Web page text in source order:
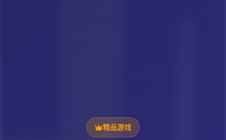
精品游戏